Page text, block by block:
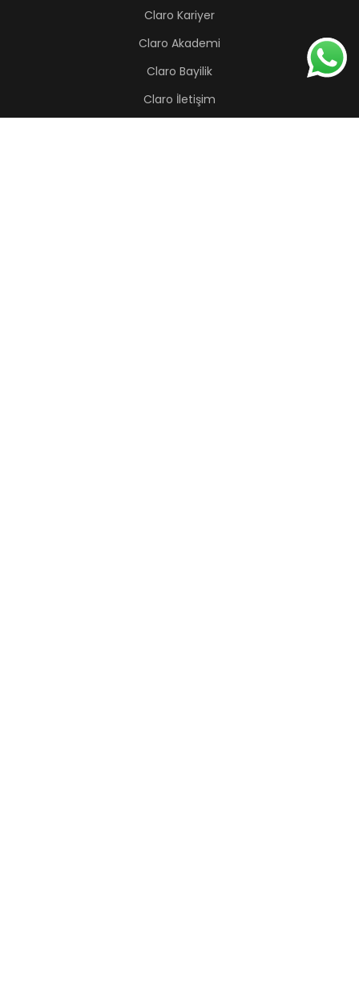
Claro Kariyer
Claro Akademi
Claro Bayilik
Claro İletişim